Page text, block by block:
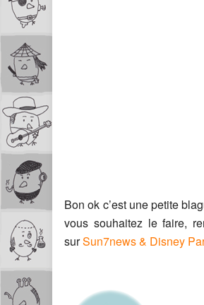
Bon ok c’est une petite
vous souhaitez le faire,
surSun7news & Disney